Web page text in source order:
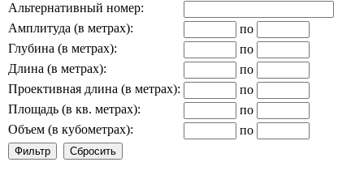
Альтернативный номер:
Амплитуда (в метрах):
по
Глубина (в метрах):
по
Длина (в метрах):
по
Проективная длина (в метрах):
по
Площадь (в кв. метрах):
по
Объем (в кубометрах):
по